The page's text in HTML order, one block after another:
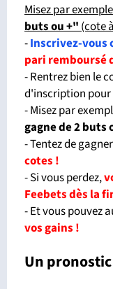
Misez par
buts ou +"(cote
-Inscrivez-vous
pari remboursé
- Rentrez bien le
d'inscription
- Misez par
gagne de 2 buts
- Tentez de gagner
cotes !
- Si vous perdez,
Feebets dès la
- Et vous pouvez
vos gains !
Un